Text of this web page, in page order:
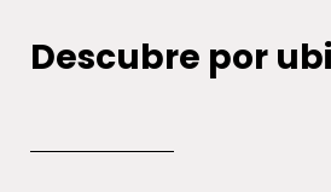
Descubre por